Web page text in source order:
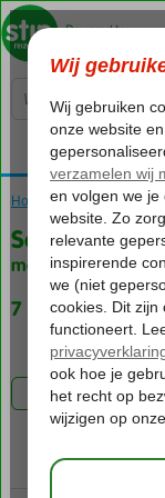
Home Vakantie reizen
Sorgun
met (Ultra) All
7 aanbiedingen